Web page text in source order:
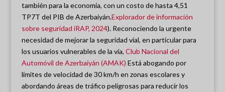
también para la economía, con un costo de hasta 4,51
TP7T del PIB de Azerbaiyán.Explorador de información
sobre seguridad iRAP, 2024). Reconociendo la urgente
necesidad de mejorar la seguridad vial, en particular para
los usuarios vulnerables de la vía, Club Nacional del
Automóvil de Azerbaiyán (AMAK) Está abogando por
límites de velocidad de 30 km/h en zonas escolares y
abordando áreas de tráfico peligrosas para reducir los